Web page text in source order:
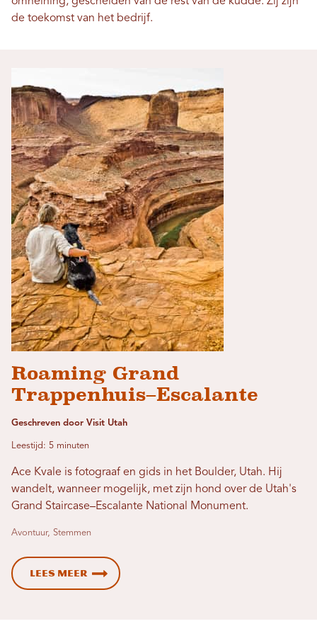
de toekomst van het bedrijf.
Roaming Grand
Trappenhuis–Escalante
Geschreven door Visit Utah
Leestijd: 5 minuten
Ace Kvale is fotograaf en gids in het Boulder, Utah. Hij
wandelt, wanneer mogelijk, met zijn hond over de Utah's
Grand Staircase–Escalante National Monument.
Avontuur, Stemmen
Lees meer